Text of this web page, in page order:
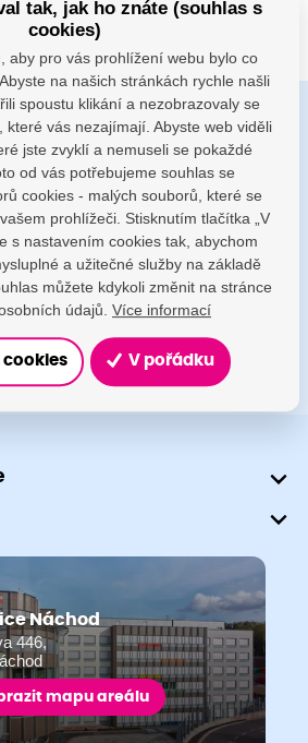
v kontaktu
potřebujete pomoci
745
Náchod
446,
mapu areálu
tak, jak ho znáte (souhlas s
cookies)
aby pro vás prohlížení webu bylo co
na našich stránkách rychle našli
spoustu klikání a nezobrazovaly se
které vás nezajímají. Abyste web viděli
jste zvyklí a nemuseli se pokaždé
od vás potřebujeme souhlas se
cookies - malých souborů, které se
prohlížeči. Stisknutím tlačítka „V
s nastavením cookies tak, abychom
a užitečné služby na základě
můžete kdykoli změnit na stránce
údajů. Více informací
V pořádku